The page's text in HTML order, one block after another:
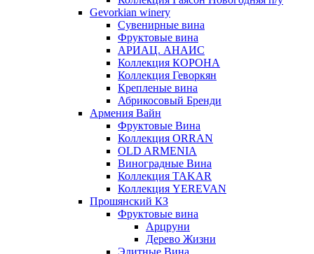
Gevorkian winery
Сувенирные вина
Фруктовые вина
АРИАЦ. АНАИС
Коллекция КОРОНА
Коллекция Геворкян
Крепленые вина
Абрикосовый Бренди
Армения Вайн
Фруктовые Вина
Коллекция ORRAN
OLD ARMENIA
Виноградные Вина
Коллекция TAKAR
Коллекция YEREVAN
Прошянский КЗ
Фруктовые вина
Арцруни
Дерево Жизни
Элитные Вина